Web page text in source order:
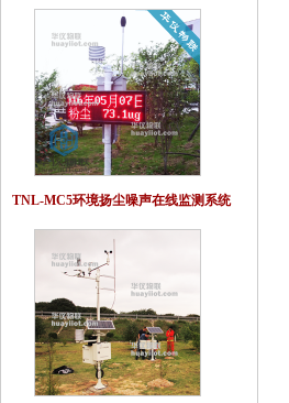
TNL-MC5环境扬尘噪声在线监测系统